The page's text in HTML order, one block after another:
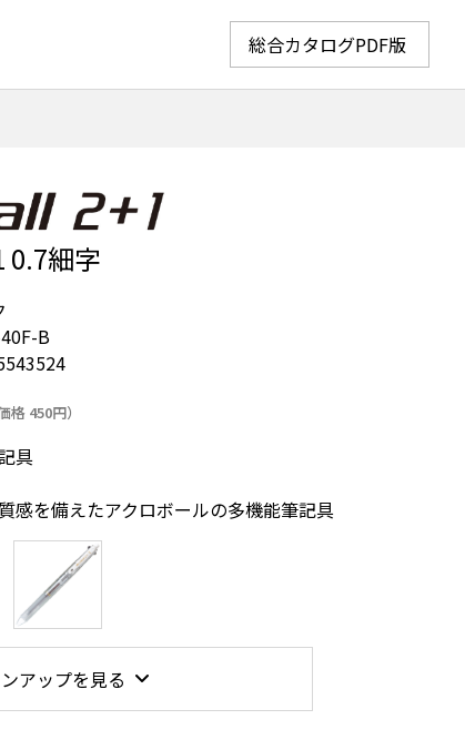
総合カタログPDF版
0.7細字
B
格 450円）
具
感を備えたアクロボールの多機能筆記具
アップを見る